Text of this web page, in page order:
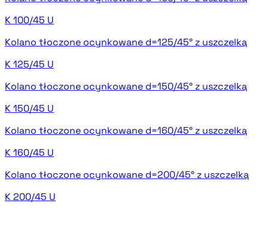
K 100/45 U
Kolano tłoczone ocynkowane d=125/45° z uszczelką
K 125/45 U
Kolano tłoczone ocynkowane d=150/45° z uszczelką
K 150/45 U
Kolano tłoczone ocynkowane d=160/45° z uszczelką
K 160/45 U
Kolano tłoczone ocynkowane d=200/45° z uszczelką
K 200/45 U